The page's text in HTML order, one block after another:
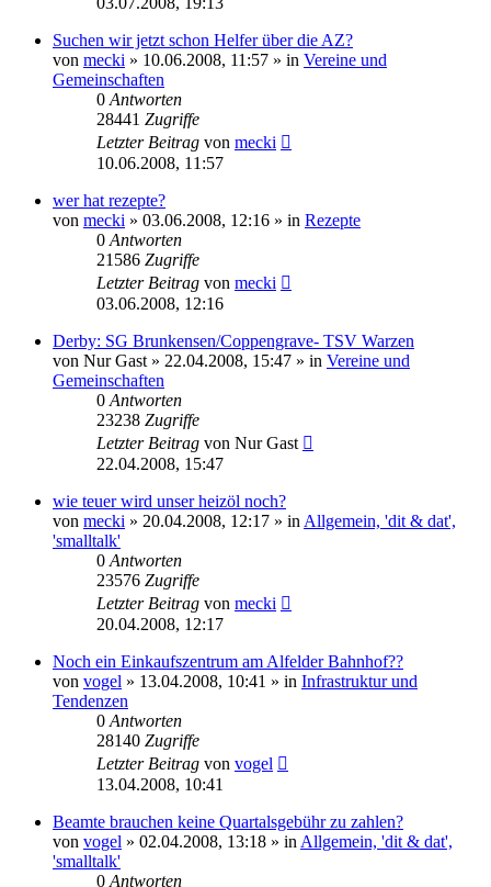
Suchen wir jetzt schon Helfer über die AZ?
von mecki » 10.06.2008, 11:57 » in Vereine und
Gemeinschaften
0 Antworten
28441 Zugriffe
Letzter Beitrag von mecki
10.06.2008, 11:57
wer hat rezepte?
von mecki » 03.06.2008, 12:16 » in Rezepte
0 Antworten
21586 Zugriffe
Letzter Beitrag von mecki
03.06.2008, 12:16
Derby: SG Brunkensen/Coppengrave- TSV Warzen
von Nur Gast » 22.04.2008, 15:47 » in Vereine und
Gemeinschaften
0 Antworten
23238 Zugriffe
Letzter Beitrag von Nur Gast
22.04.2008, 15:47
wie teuer wird unser heizöl noch?
von mecki » 20.04.2008, 12:17 » in Allgemein, 'dit & dat',
'smalltalk'
0 Antworten
23576 Zugriffe
Letzter Beitrag von mecki
20.04.2008, 12:17
Noch ein Einkaufszentrum am Alfelder Bahnhof??
von vogel » 13.04.2008, 10:41 » in Infrastruktur und
Tendenzen
0 Antworten
28140 Zugriffe
Letzter Beitrag von vogel
13.04.2008, 10:41
Beamte brauchen keine Quartalsgebühr zu zahlen?
von vogel » 02.04.2008, 13:18 » in Allgemein, 'dit & dat',
'smalltalk'
0 Antworten